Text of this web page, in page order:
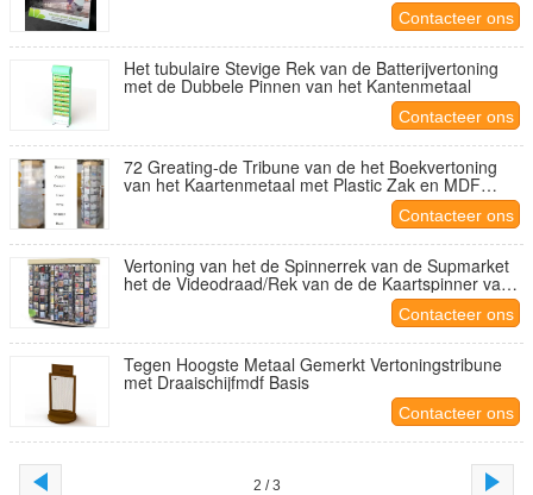
Contacteer ons
Het tubulaire Stevige Rek van de Batterijvertoning
met de Dubbele Pinnen van het Kantenmetaal
Contacteer ons
72 Greating-de Tribune van de het Boekvertoning
van het Kaartenmetaal met Plastic Zak en MDF
Contacteer ons
Vertoning van het de Spinnerrek van de Supmarket
het de Videodraad/Rek van de de Kaartspinner van
Contacteer ons
Tegen Hoogste Metaal Gemerkt Vertoningstribune
met Draaischijfmdf Basis
Contacteer ons
2 / 3